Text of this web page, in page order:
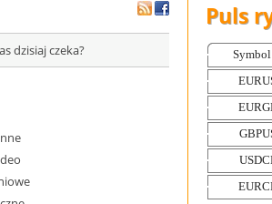
dzisiaj czeka?
Puls